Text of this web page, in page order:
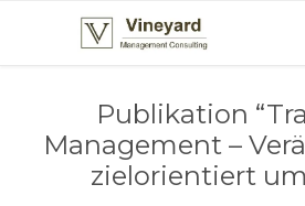
Publikation
Management –
zielorientiert